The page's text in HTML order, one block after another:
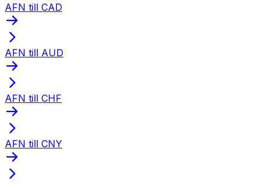
AFN till CAD
AFN till AUD
AFN till CHF
AFN till CNY